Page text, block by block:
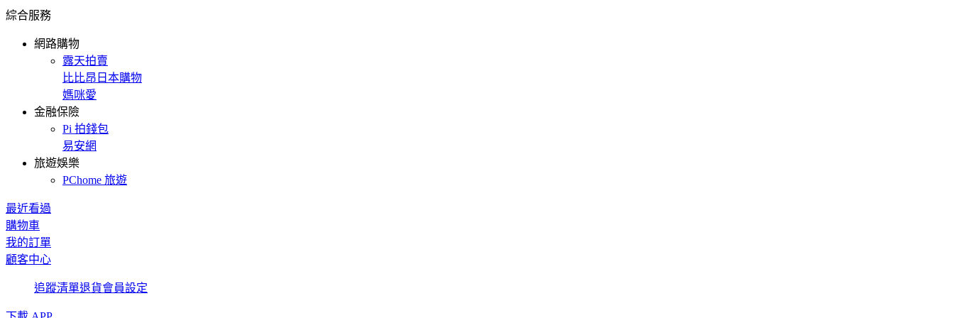
綜合服務
網路購物
露天拍賣
比比昂日本購物
媽咪愛
金融保險
Pi 拍錢包
易安網
旅遊娛樂
PChome 旅遊
最近看過
購物車
我的訂單
顧客中心
追蹤清單退貨會員設定